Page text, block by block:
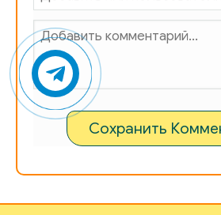
Сохранить